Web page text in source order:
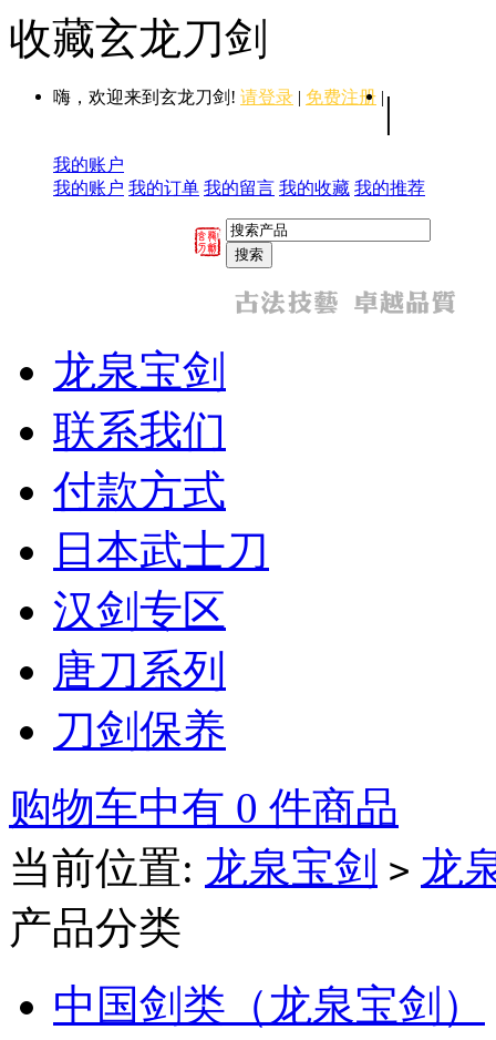
收藏玄龙刀剑
嗨，欢迎来到玄龙刀剑! 请登录 | 免费注册 | |
我的账户
我的账户 我的订单 我的留言 我的收藏 我的推荐
龙泉宝剑
联系我们
付款方式
日本武士刀
汉剑专区
唐刀系列
刀剑保养
购物车中有 0 件商品
当前位置: 龙泉宝剑 > 龙
产品分类
中国剑类（龙泉宝剑）